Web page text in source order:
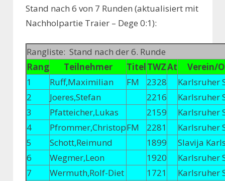
Stand nach 6 von 7 Runden (aktualisiert mit
Nachholpartie Traier – Dege 0:1):
Rangliste: Stand nach der 6. Runde
Rang
Teilnehmer TitelTWZAt
Verein/
1
Ruff,Maximilian FM 2328
Karlsruher
2
Joeres,Stefan 2216
Karlsruher
3
Pfatteicher,Lukas 2159
Karlsruher
4
Pfrommer,ChristopFM 2281
Karlsruher
5
Schott,Reimund 1899
Slavija
6
Wegmer,Leon 1920
Karlsruher
7
Wermuth,Rolf-Diet 1721
Karlsruher